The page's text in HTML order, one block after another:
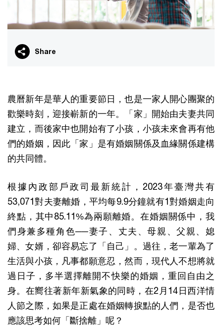
Share
農曆新年是華人的重要節日，也是一家人開心團聚的
歡樂時刻，迎接嶄新的一年。「家」開始由夫妻共同
建立，而後家中也開始有了小孩，小孩未來會再有他
們的婚姻，因此「家」是有婚姻關係及血緣關係建構
的共同體。
根據內政部戶政司最新統計，2023年臺灣共有
53,071對夫妻離婚，平均每9.9分鐘就有1對婚姻走向
終點，其中85.11%為兩願離婚。在婚姻關係中，我
們身兼多種角色──妻子、丈夫、母親、父親、媳
婦、女婿，卻容易忘了「自己」。過往，老一輩為了
生活與小孩，凡事都願意忍，然而，現代人不想將就
過日子，多半選擇離開不快樂的婚姻，重回自由之
身。在嚮往著新年新氣象的同時，在2月14日西洋情
人節之際，如果是正處在婚姻轉捩點的人們，是否也
應該思考如何「斷捨離」呢？